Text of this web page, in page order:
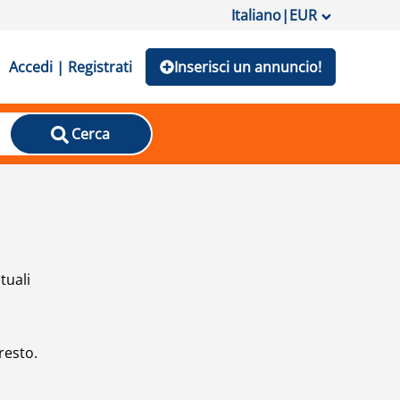
Italiano|EUR
Accedi | Registrati Inserisci un annuncio!
Cerca